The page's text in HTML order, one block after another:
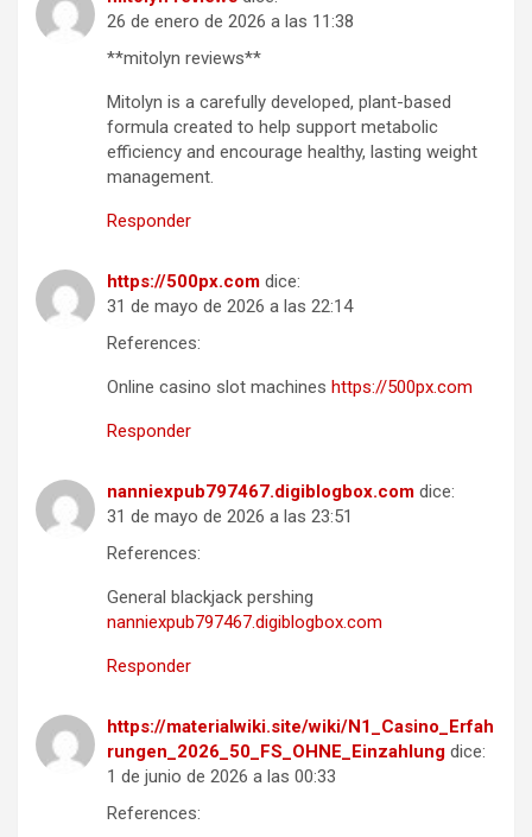
26 de enero de 2026 a las 11:38
**mitolyn reviews**
Mitolyn is a carefully developed, plant-based
formula created to help support metabolic
efficiency and encourage healthy, lasting weight
management.
Responder
https://500px.com dice:
31 de mayo de 2026 a las 22:14
References:
Online casino slot machines https://500px.com
Responder
nanniexpub797467.digiblogbox.com dice:
31 de mayo de 2026 a las 23:51
References:
General blackjack pershing
nanniexpub797467.digiblogbox.com
Responder
https://materialwiki.site/wiki/N1_Casino_Erfah
rungen_2026_50_FS_OHNE_Einzahlung dice:
1 de junio de 2026 a las 00:33
References: